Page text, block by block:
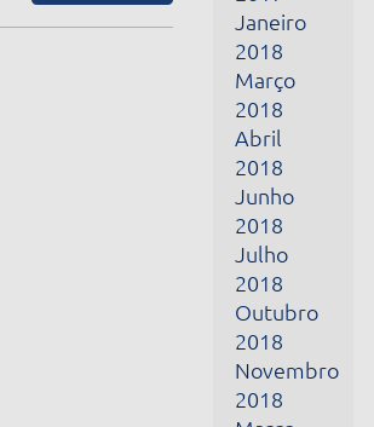
Junho
2018
Julho
2018
Outubro
2018
Novembro
2018
Março
2019
Abril
2019
Maio
2019
Junho